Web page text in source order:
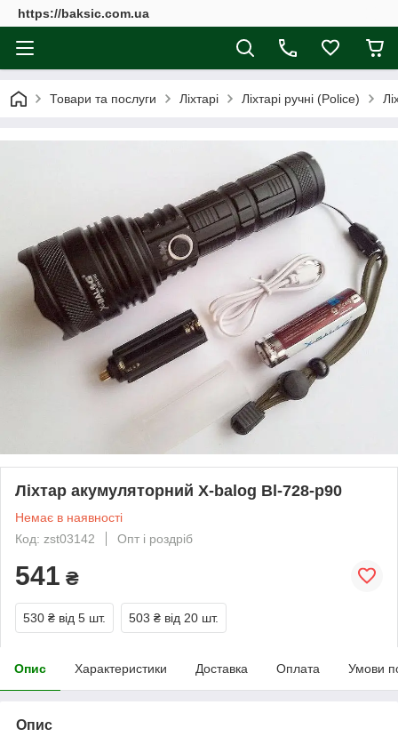
https://baksic.com.ua
Товари та послуги Ліхтарі Ліхтарі ручні (Police)
Ліхтар акумуляторний X-balog Bl-728-p90
Немає в наявності
Код: zst03142
Опт і роздріб
541 ₴
530 ₴ від 5 шт. 503 ₴ від 20 шт.
Опис Характеристики Доставка Оплата Умови
Опис